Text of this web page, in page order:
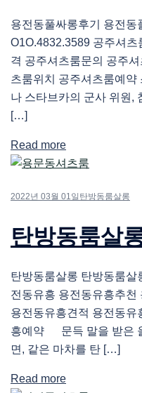
용전동풀싸롱후기 용전동
O1O.4832.3589 공주셔
격 공주셔츠룸문의 공주
츠룸위치 공주셔츠룸예약
나 스타브카의 군사 위원,
[…]
Read more
2022년 03월 01일 탄방동룸살롱
탄방동룸살
탄방동룸살롱 탄방동룸살
전동유흥 용전동유흥추천
용전동유흥견적 용전동유
흥예약 문득 말을 받은
면, 같은 마차를 탄 […]
Read more